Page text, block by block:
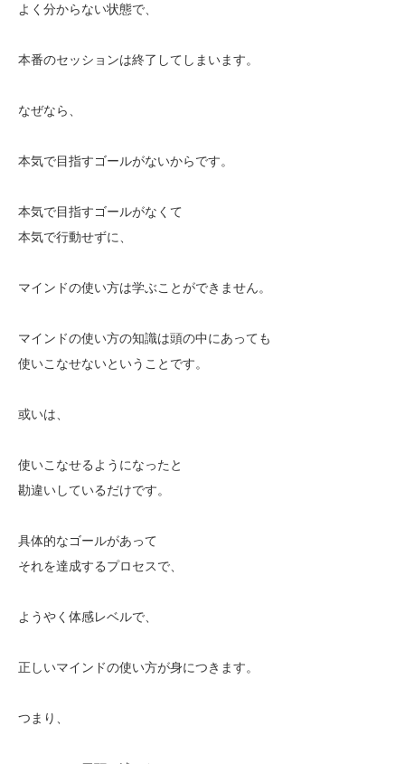
よく分からない状態で、
本番のセッションは終了してしまいます。
なぜなら、
本気で目指すゴールがないからです。
本気で目指すゴールがなくて
本気で行動せずに、
マインドの使い方は学ぶことができません。
マインドの使い方の知識は頭の中にあっても
使いこなせないということです。
或いは、
使いこなせるようになったと
勘違いしているだけです。
具体的なゴールがあって
それを達成するプロセスで、
ようやく体感レベルで、
正しいマインドの使い方が身につきます。
つまり、